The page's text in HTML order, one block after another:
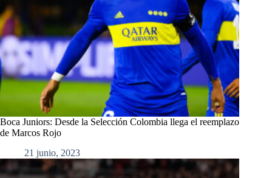
Boca Juniors: Desde la Selección Colombia llega el reemplazo
de Marcos Rojo
21 junio, 2023